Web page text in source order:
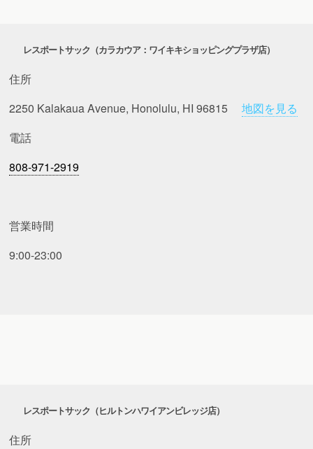
レスポートサック（カラカウア：ワイキキショッピングプラザ店）
住所
2250 Kalakaua Avenue, Honolulu, HI 96815地図を見る
電話
808-971-2919
営業時間
9:00-23:00
レスポートサック（ヒルトンハワイアンビレッジ店）
住所